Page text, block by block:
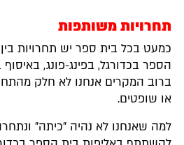
תחרויות משותפות
כמעט בכל בית ספר יש תחרויות
הספר בכדורגל, בפינג-פונג,
ברוב המקרים אנחנו לא חלק
או שופטים.
למה שאנחנו לא נהיה "כיתה"